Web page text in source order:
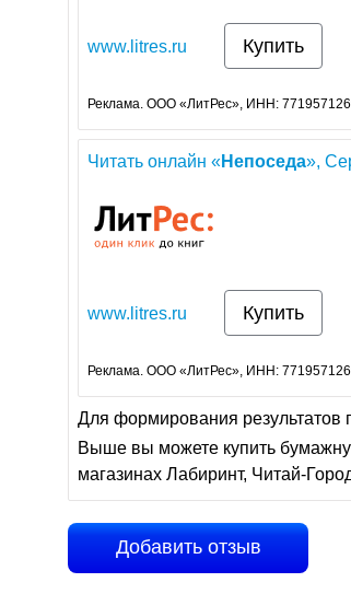
www.litres.ru Купить
Реклама. ООО «ЛитРес», ИНН:
Читать онлайн «Непоседа»,
www.litres.ru Купить
Реклама. ООО «ЛитРес», ИНН:
Для формирования результатов
Выше вы можете купить
магазинах Лабиринт, Читай-
Добавить отзыв